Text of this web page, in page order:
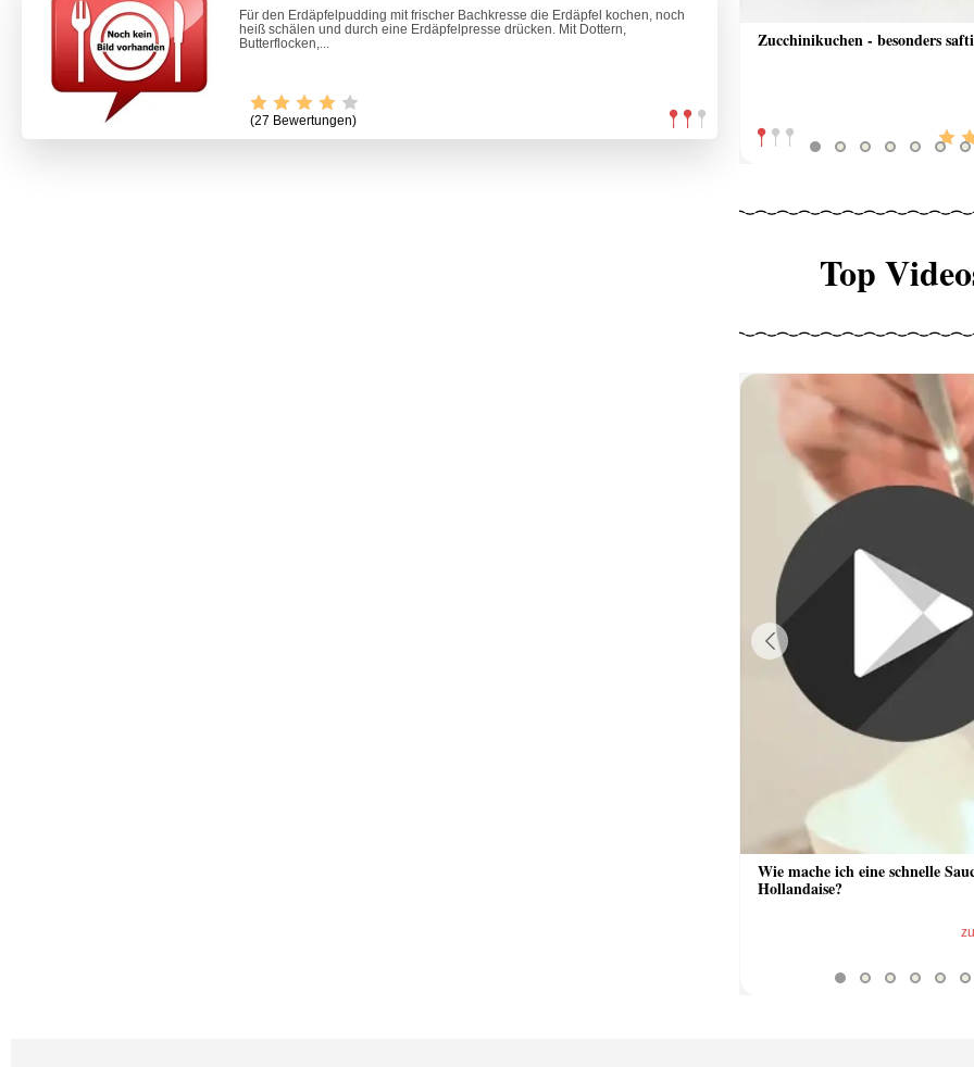
Für den Erdäpfelpudding mit frischer Bachkresse die Erdäpfel kochen, noch
heiß schälen und durch eine Erdäpfelpresse drücken. Mit Dottern,
Butterflocken,...
(27 Bewertungen)
Zucchinikuchen - besonders
Maronen-Eis
Top
Wie mache ich eine schnelle
Hollandaise?
Previous